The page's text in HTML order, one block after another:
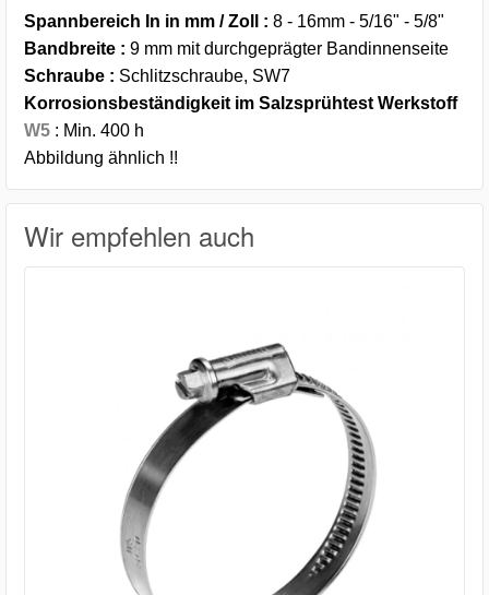
Spannbereich In in mm / Zoll : 8 - 16mm - 5/16" - 5/8"
Bandbreite : 9 mm mit durchgeprägter Bandinnenseite
Schraube : Schlitzschraube, SW7
Korrosionsbeständigkeit im Salzsprühtest Werkstoff
W5 : Min. 400 h
Abbildung ähnlich !!
Wir empfehlen auch